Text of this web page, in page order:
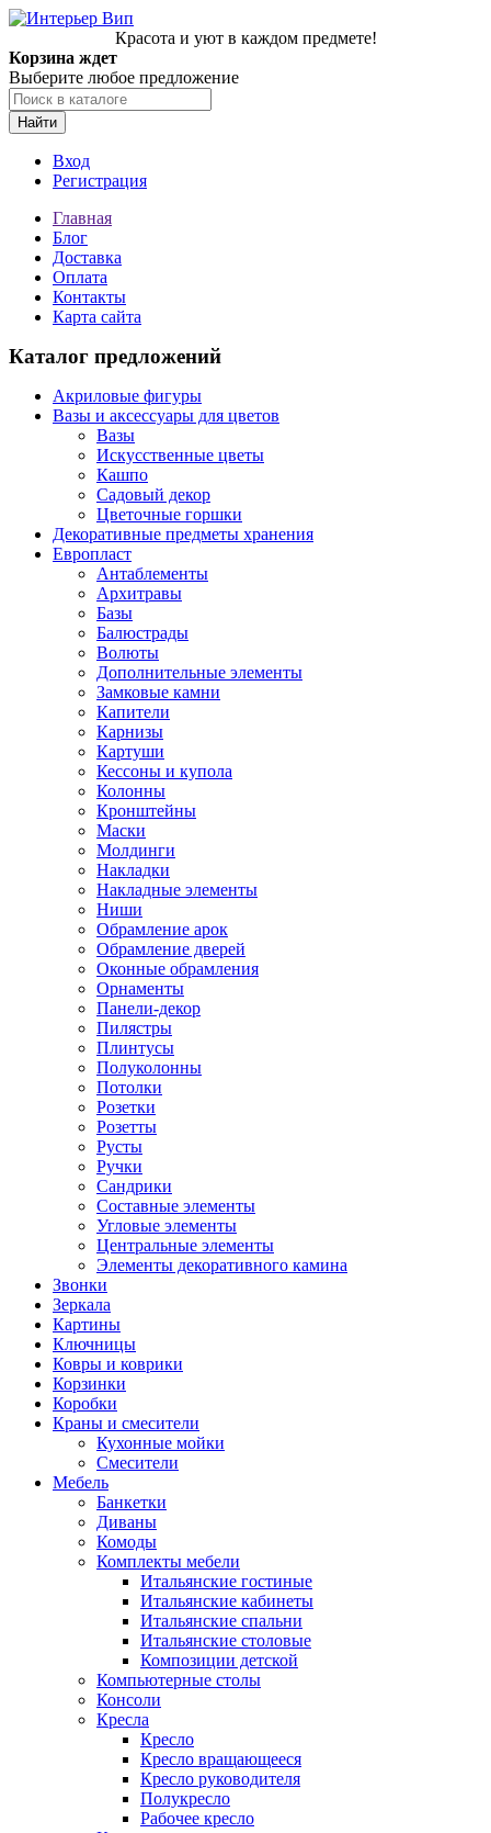
Красота и уют в каждом предмете!
Корзина ждет
Выберите любое предложение
Найти
Вход
Регистрация
Главная
Блог
Доставка
Оплата
Контакты
Карта сайта
Каталог предложений
Акриловые фигуры
Вазы и аксессуары для цветов
Вазы
Искусственные цветы
Кашпо
Садовый декор
Цветочные горшки
Декоративные предметы хранения
Европласт
Антаблементы
Архитравы
Базы
Балюстрады
Волюты
Дополнительные элементы
Замковые камни
Капители
Карнизы
Картуши
Кессоны и купола
Колонны
Кронштейны
Маски
Молдинги
Накладки
Накладные элементы
Ниши
Обрамление арок
Обрамление дверей
Оконные обрамления
Орнаменты
Панели-декор
Пилястры
Плинтусы
Полуколонны
Потолки
Розетки
Розетты
Русты
Ручки
Сандрики
Составные элементы
Угловые элементы
Центральные элементы
Элементы декоративного камина
Звонки
Зеркала
Картины
Ключницы
Ковры и коврики
Корзинки
Коробки
Краны и смесители
Кухонные мойки
Смесители
Мебель
Банкетки
Диваны
Комоды
Комплекты мебели
Итальянские гостиные
Итальянские кабинеты
Итальянские спальни
Итальянские столовые
Композиции детской
Компьютерные столы
Консоли
Кресла
Кресло
Кресло вращающееся
Кресло руководителя
Полукресло
Рабочее кресло